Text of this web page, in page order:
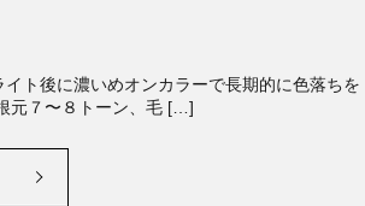
イト後に濃いめオンカラーで長期的に色落ちを
元７〜８トーン、毛 […]